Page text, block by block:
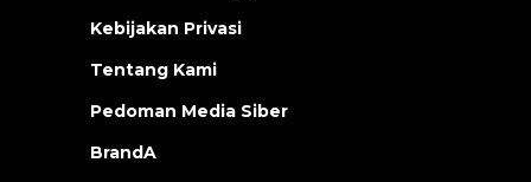
Kebijakan Privasi
Tentang Kami
Pedoman Media Siber
BrandA